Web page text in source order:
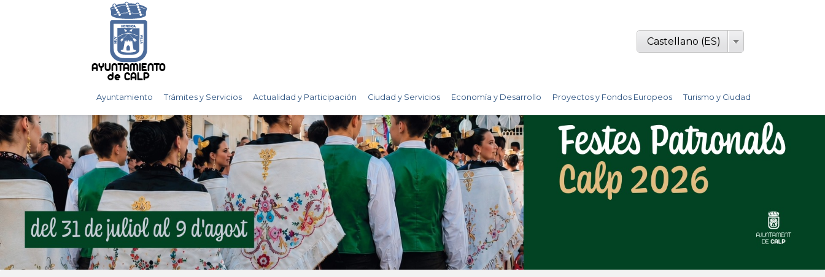
AYUNTAMIENTO
de CALP
Castellano (ES)
Ayuntamiento Trámites y Servicios Actualidad y Participación Ciudad y Servicios Economía y Desarrollo Proyectos y Fondos Europeos Turismo y Ciudad